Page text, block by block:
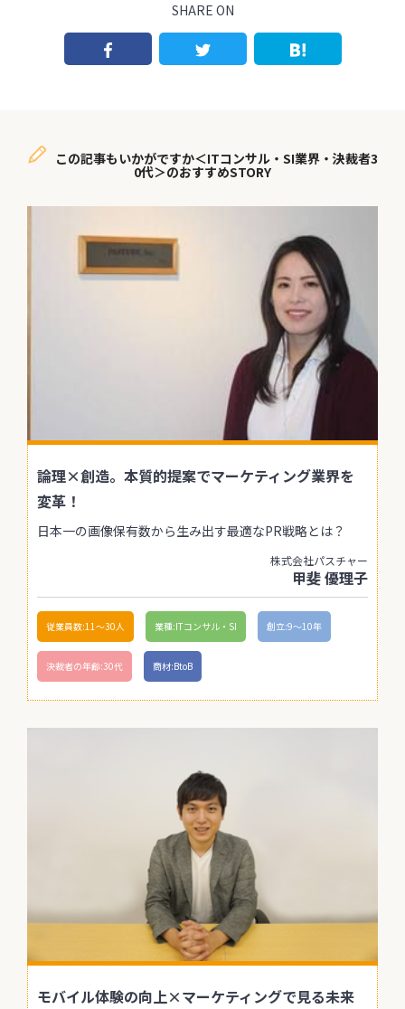
SHARE ON
この記事もいかがですか＜ITコンサル・SI業界・決裁者3
0代＞のおすすめSTORY
論理×創造。本質的提案でマーケティング業界を
変革！
日本一の画像保有数から生み出す最適なPR戦略とは？
株式会社パスチャー
甲斐 優理子
従業員数:11〜30人 業種:ITコンサル・SI 創立:9〜10年
決裁者の年齢:30代 商材:BtoB
モバイル体験の向上×マーケティングで見る未来